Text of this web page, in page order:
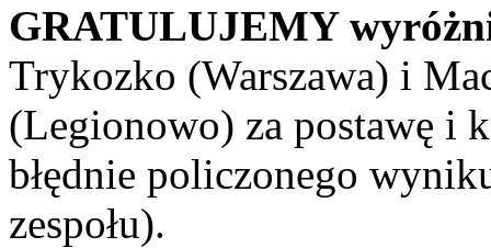
GRATULUJEMY
Trykozko (Warszawa) i
(Legionowo) za postawę i
błędnie policzonego
zespołu).